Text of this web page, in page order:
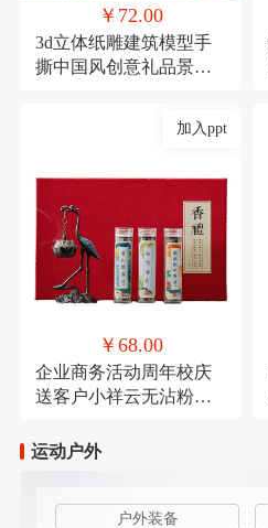
￥72.00
3d立体纸雕建筑模型手
撕中国风创意礼品景点
加入ppt
￥68.00
企业商务活动周年校庆
送客户小祥云无沾粉盘
运动户外
户外装备